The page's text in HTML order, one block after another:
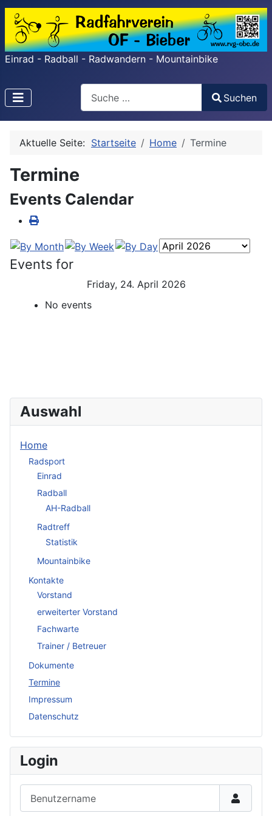
Einrad - Radball - Radwandern - Mountainbike
Search
Type 2 or more characters for results.
Suchen
Aktuelle Seite: Startseite Home Termine
Termine
Events Calendar
Events for
Friday, 24. April 2026
No events
Auswahl
Home
Radsport
Einrad
Radball
AH-Radball
Radtreff
Statistik
Mountainbike
Kontakte
Vorstand
erweiterter Vorstand
Fachwarte
Trainer / Betreuer
Dokumente
Termine
Impressum
Datenschutz
Login